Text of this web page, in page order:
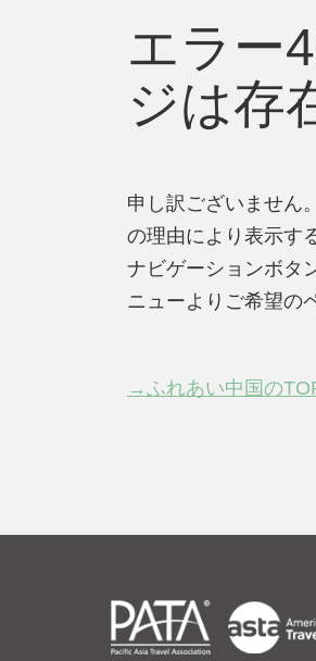
エラー
ジは存
申し訳ございません
の理由により表示す
ナビゲーションボタ
ニューよりご希望の
→ふれあい中国の